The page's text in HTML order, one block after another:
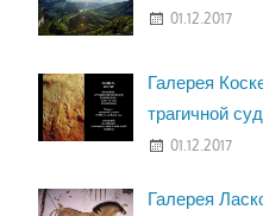
01.12.2017
Галерея
трагичной
01.12.2017
Галерея